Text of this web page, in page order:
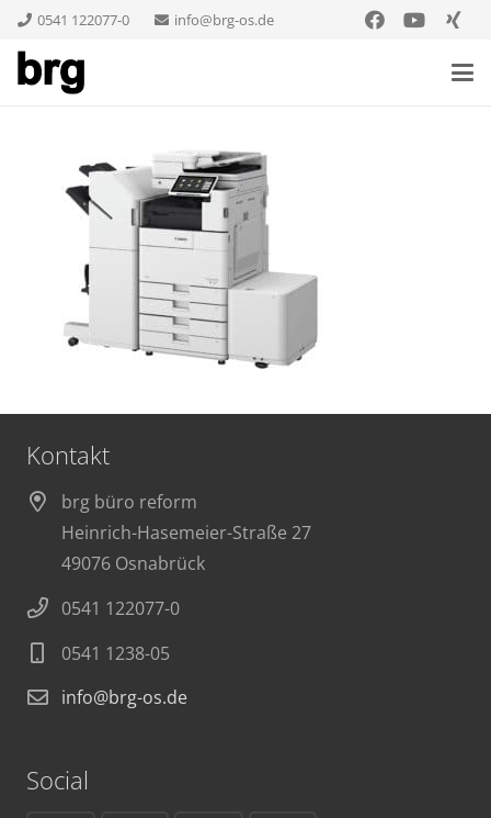
0541 122077-0 info@brg-os.de
Kontakt
brg büro reform
Heinrich-Hasemeier-Straße 27
49076 Osnabrück
0541 122077-0
0541 1238-05
info@brg-os.de
Social